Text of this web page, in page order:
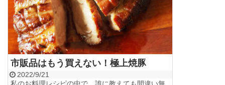
市販品はもう買えない！極上焼豚
2022/9/21